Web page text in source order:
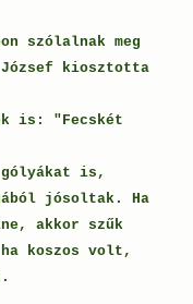
szólalnak meg
József kiosztotta
is: "Fecskét
is,
jósoltak. Ha
akkor szűk
koszos volt,